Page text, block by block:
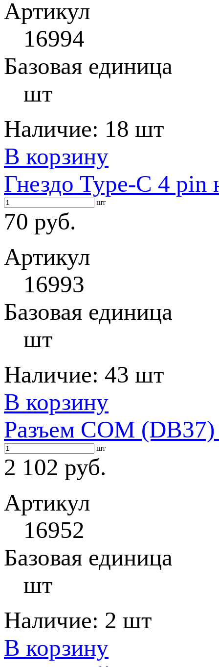
Артикул
16994
Базовая единица
шт
Наличие: 18 шт
В корзину
Гнездо Type-C 4 pin
шт
70 руб.
Артикул
16993
Базовая единица
шт
Наличие: 43 шт
В корзину
Разъем COM
шт
2 102 руб.
Артикул
16952
Базовая единица
шт
Наличие: 2 шт
В корзину